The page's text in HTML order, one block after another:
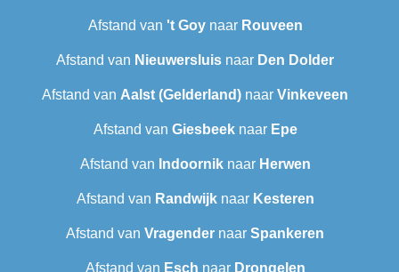
Afstand van 't Goynaar Rouveen
Afstand van Nieuwersluis naar Den Dolder
Afstand van Aalst (Gelderland) naar Vinkeveen
Afstand van Giesbeeknaar Epe
Afstand van Indoorniknaar Herwen
Afstand van Randwijknaar Kesteren
Afstand van Vragender naar Spankeren
Afstand van Esch naar Drongelen